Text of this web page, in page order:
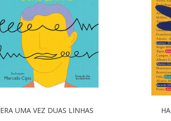
ERA UMA VEZ DUAS LINHAS